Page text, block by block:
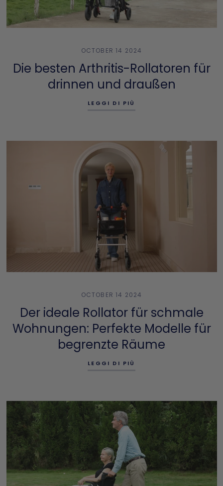
OCTOBER 14 2024
Die besten Arthritis-Rollatoren für
drinnen und draußen
LEGGI DI PIÙ
OCTOBER 14 2024
Der ideale Rollator für schmale
Wohnungen: Perfekte Modelle für
begrenzte Räume
LEGGI DI PIÙ